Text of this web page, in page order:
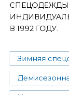
В 1992 ГОДУ.
Зимняя